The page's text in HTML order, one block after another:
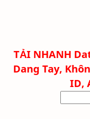
TẢI NHANH
Dang Tay,
ID,